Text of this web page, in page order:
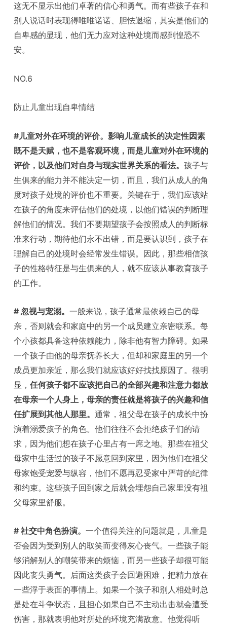
这无不显示出他们卓著的信心和勇气。而有些孩子在和
别人说话时表现得唯唯诺诺、胆怯退缩，其实是他们的
自卑感的显现，他们无力应对这种处境而感到惶恐不
安。
NO.6
防止儿童出现自卑情结
#儿童对外在环境的评价。影响儿童成长的决定性因素
既不是天赋，也不是客观环境，而是儿童对外在环境的
评价，以及他们对自身与现实世界关系的看法。孩子与
生俱来的能力并不能决定一切，而且，我们从成人的角
度对孩子处境的评价也不重要。关键在于，我们应该站
在孩子的角度来评估他们的处境，以他们错误的判断理
解他们的情况。我们不要期望孩子会按照成人的判断标
准来行动，期待他们永不出错，而是要认识到，孩子在
理解自己的处境时会经常发生错误。因此，那些相信孩
子的性格特征是与生俱来的人，就不应该从事教育孩子
的工作。
# 忽视与宠溺。一般来说，孩子通常最依赖自己的母
亲，否则就会和家庭中的另一个成员建立亲密联系。每
个小孩都具备这种依赖能力，除非他有智力障碍。如果
一个孩子由他的母亲抚养长大，但却和家庭里的另一个
成员更加亲近，那么我们就应该好好找找原因了。很明
显，任何孩子都不应该把自己的全部兴趣和注意力都放
在母亲一个人身上，母亲的责任就是将孩子的兴趣和信
任扩展到其他人那里。通常，祖父母在孩子的成长中扮
演着溺爱孩子的角色。他们往往不会拒绝孩子们的请
求，因为他们想在孩子心里占有一席之地。那些在祖父
母家中生活过的孩子不愿意回到家里，因为他们在祖父
母家饱受宠爱与纵容，他们不愿再忍受家中严苛的纪律
和约束。这些孩子回到家之后就会埋怨自己家里没有祖
父母家里舒服。
# 社交中角色扮演。一个值得关注的问题就是，儿童是
否会因为受到别人的取笑而变得灰心丧气。一些孩子能
够消解别人的嘲笑带来的烦恼，而另一些孩子却很可能
因此丧失勇气。后面这类孩子会回避困难，把精力放在
一些浮于表面的事情上。如果一个孩子和别人相处时总
是处在斗争状态，且担心如果自己不主动出击就会遭受
伤害，那就表明他对所处的环境充满敌意。他觉得听